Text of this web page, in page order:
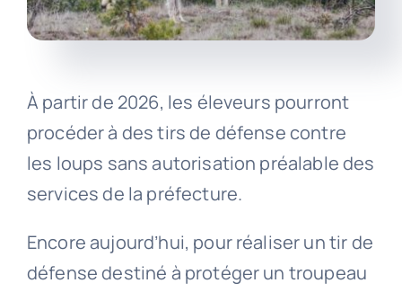
À partir de 2026, les éleveurs pourront
procéder à des tirs de défense contre
les loups sans autorisation préalable des
services de la préfecture.
Encore aujourd’hui, pour réaliser un tir de
défense destiné à protéger un troupeau